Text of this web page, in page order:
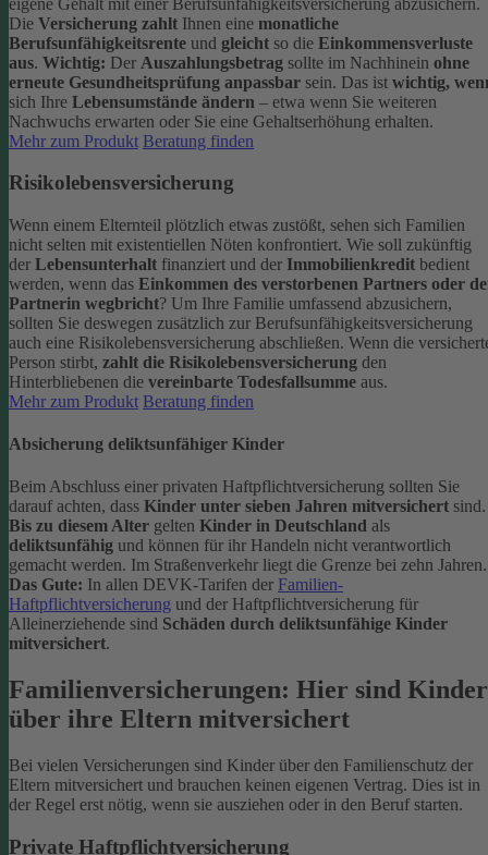
Die Versicherung zahlt Ihnen eine monatliche
Berufsunfähigkeitsrente und gleicht so die Einkommensverluste
aus. Wichtig: Der Auszahlungsbetrag sollte im Nachhinein ohne
erneute Gesundheitsprüfung anpassbar sein. Das ist wichtig,
sich Ihre Lebensumstände ändern – etwa wenn Sie weiteren
Nachwuchs erwarten oder Sie eine Gehaltserhöhung erhalten.
Mehr zum Produkt Beratung finden
Risikolebensversicherung
Wenn einem Elternteil plötzlich etwas zustößt, sehen sich Familien
nicht selten mit existentiellen Nöten konfrontiert. Wie soll zukünftig
der Lebensunterhalt finanziert und der Immobilienkredit bedient
werden, wenn das Einkommen des verstorbenen Partners oder
Partnerin wegbricht? Um Ihre Familie umfassend abzusichern,
sollten Sie deswegen zusätzlich zur Berufsunfähigkeitsversicherung
auch eine Risikolebensversicherung abschließen. Wenn die
Person stirbt, zahlt die Risikolebensversicherung den
Hinterbliebenen die vereinbarte Todesfallsumme aus.
Mehr zum Produkt Beratung finden
Absicherung deliktsunfähiger Kinder
Beim Abschluss einer privaten Haftpflichtversicherung sollten Sie
darauf achten, dass Kinder unter sieben Jahren mitversichert sind.
Bis zu diesem Alter gelten Kinder in Deutschland als
deliktsunfähig und können für ihr Handeln nicht verantwortlich
gemacht werden. Im Straßenverkehr liegt die Grenze bei zehn Jahren.
Das Gute: In allen DEVK-Tarifen der Familien-
Haftpflichtversicherung und der Haftpflichtversicherung für
Alleinerziehende sind Schäden durch deliktsunfähige Kinder
mitversichert.
Familienversicherungen: Hier sind Kinder
über ihre Eltern mitversichert
Bei vielen Versicherungen sind Kinder über den Familienschutz der
Eltern mitversichert und brauchen keinen eigenen Vertrag. Dies ist in
der Regel erst nötig, wenn sie ausziehen oder in den Beruf starten.
Private Haftpflichtversicherung